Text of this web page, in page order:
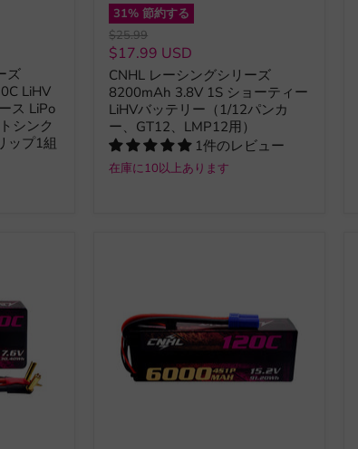
ズ
LiHV
ス LiPo
シンク
ップ1組
31% 節約する
元
の
価
格
$25.99
現
在
の
価
格
$17.99 USD
CNHL レーシングシリーズ
8200mAh 3.8V 1S ショーティー
LiHVバッテリー（1/12パンカ
ー、GT12、LMP12用）
1件のレビュー
在庫に10以上あります